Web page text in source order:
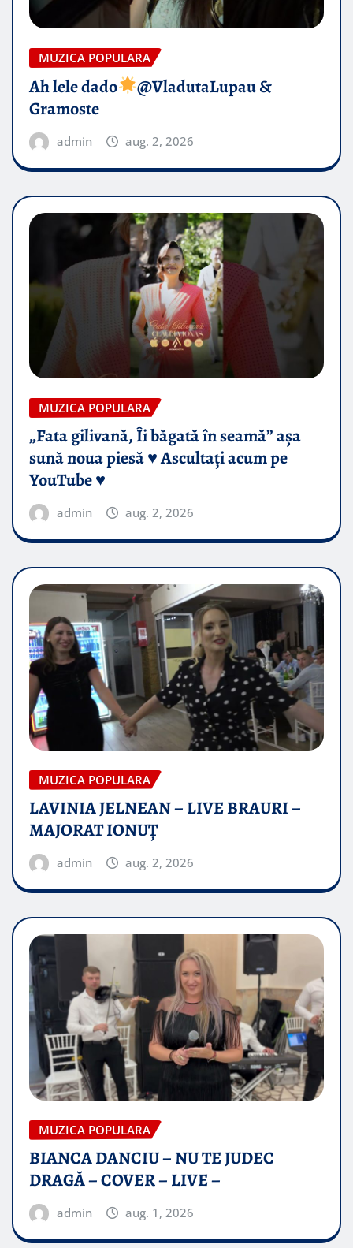
MUZICA POPULARA
Ah lele dado​
@VladutaLupau &
Gramoste
admin aug. 2, 2026
MUZICA POPULARA
„Fata gilivană, Îi băgată în seamă” așa
sună noua piesă ♥️ Ascultați acum pe
YouTube ♥️
admin aug. 2, 2026
MUZICA POPULARA
LAVINIA JELNEAN – LIVE BRAURI –
MAJORAT IONUŢ
admin aug. 2, 2026
MUZICA POPULARA
BIANCA DANCIU – NU TE JUDEC
DRAGĂ – COVER – LIVE –
admin aug. 1, 2026